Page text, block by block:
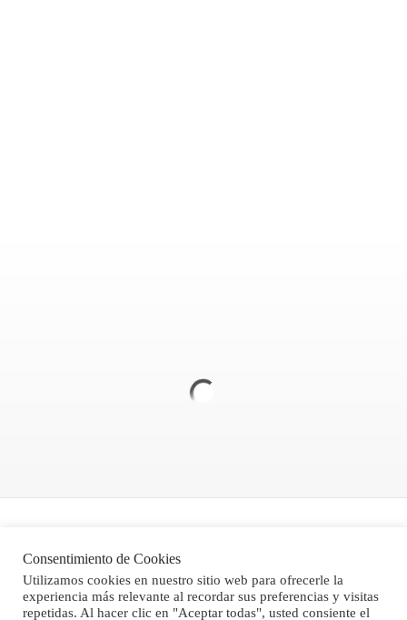
Aviso legal
Condiciones Generales de Venta
Consentimiento de Cookies
Utilizamos cookies en nuestro sitio web para ofrecerle la
experiencia más relevante al recordar sus preferencias y visitas
repetidas. Al hacer clic en "Aceptar todas", usted consiente el